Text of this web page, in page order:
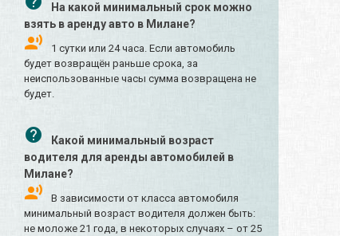
На какой минимальный срок можно
взять в аренду авто в Милане?
1 сутки или 24 часа. Если автомобиль
будет возвращён раньше срока, за
неиспользованные часы сумма возвращена не
будет.
Какой минимальный возраст
водителя для аренды автомобилей в
Милане?
В зависимости от класса автомобиля
минимальный возраст водителя должен быть:
не моложе 21 года, в некоторых случаях – от 25